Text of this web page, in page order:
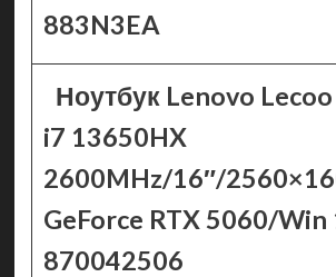
883N3EA
Ноутбук Lenovo
i7 13650HX
2600MHz/16″/
GeForce RTX 5060/
870042506